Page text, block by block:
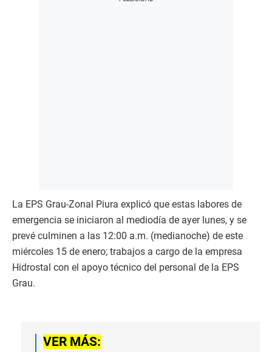
La EPS Grau-Zonal Piura explicó que estas labores de
emergencia se iniciaron al mediodía de ayer lunes, y se
prevé culminen a las 12:00 a.m. (medianoche) de este
miércoles 15 de enero; trabajos a cargo de la empresa
Hidrostal con el apoyo técnico del personal de la EPS
Grau.
VER MÁS: